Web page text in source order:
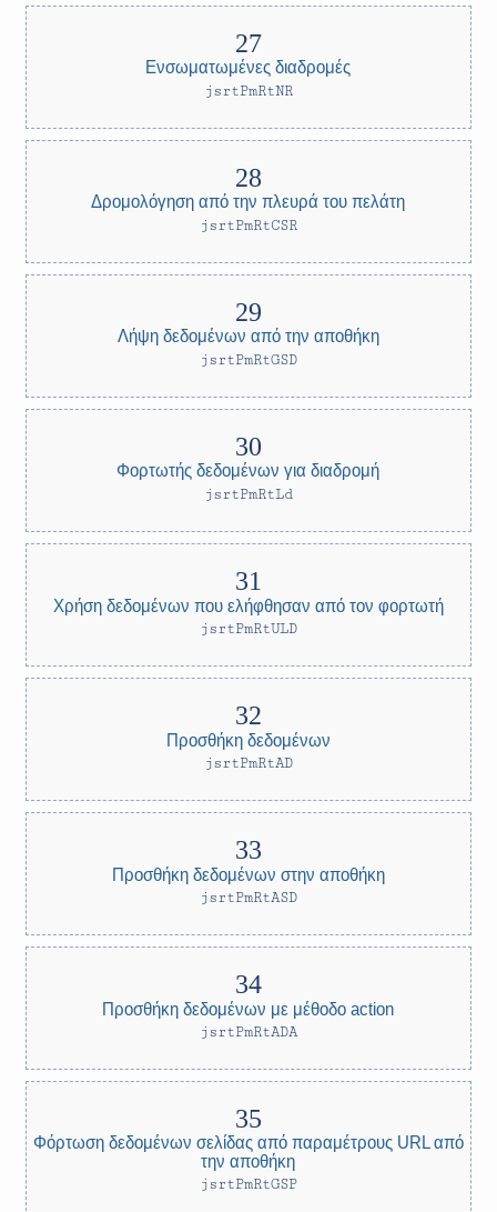
Ενσωματωμένες διαδρομές
jsrtPmRtNR
Δρομολόγηση από την πλευρά του πελάτη
jsrtPmRtCSR
Λήψη δεδομένων από την αποθήκη
jsrtPmRtGSD
Φορτωτής δεδομένων για διαδρομή
jsrtPmRtLd
Χρήση δεδομένων που ελήφθησαν από τον φορτωτή
jsrtPmRtULD
Προσθήκη δεδομένων
jsrtPmRtAD
Προσθήκη δεδομένων στην αποθήκη
jsrtPmRtASD
Προσθήκη δεδομένων με μέθοδο action
jsrtPmRtADA
Φόρτωση δεδομένων σελίδας από παραμέτρους URL από
την αποθήκη
jsrtPmRtGSP